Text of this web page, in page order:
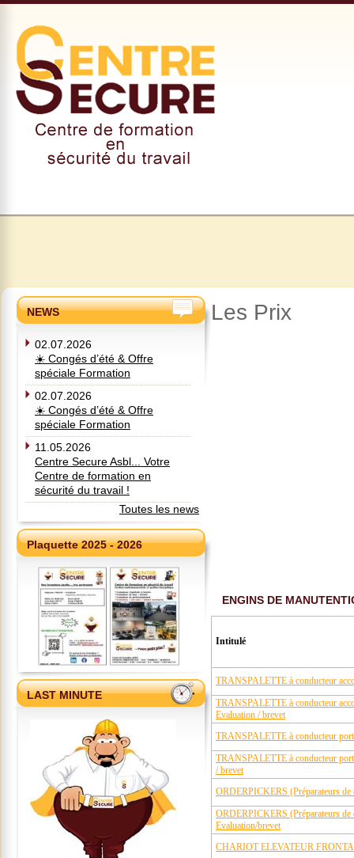
NEWS
02.07.2026
☀️ Congés d’été & Offre
spéciale Formation
02.07.2026
☀️ Congés d’été & Offre
spéciale Formation
11.05.2026
Centre Secure Asbl... Votre
Centre de formation en
sécurité du travail !
Toutes les news
Plaquette 2025 - 2026
LAST MINUTE
Les Prix
ENGINS DE
Intitulé
TRANSPALETTE à conducteur
TRANSPALETTE à conducteur
Evaluation / brevet
TRANSPALETTE à conducteur
TRANSPALETTE à conducteur
/ brevet
ORDERPICKERS (Préparateurs de
ORDERPICKERS (Préparateurs de
Evaluation/brevet
CHARIOT ELEVATEUR